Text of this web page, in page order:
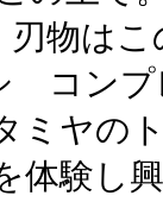
物はこ
コンプ
ミヤの
体験し